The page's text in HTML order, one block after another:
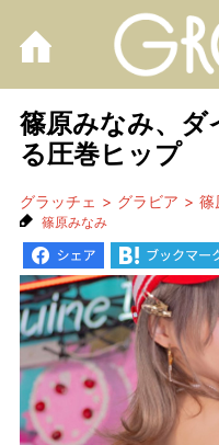
篠原みなみ、ダ
る圧巻ヒップ
グラッチェ グラビア 篠
篠原みなみ